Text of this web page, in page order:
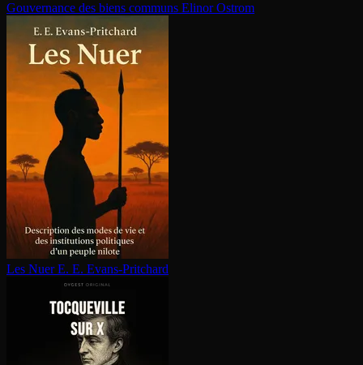
Gouvernance des biens communs Elinor Ostrom
Les Nuer E. E. Evans-Pritchard